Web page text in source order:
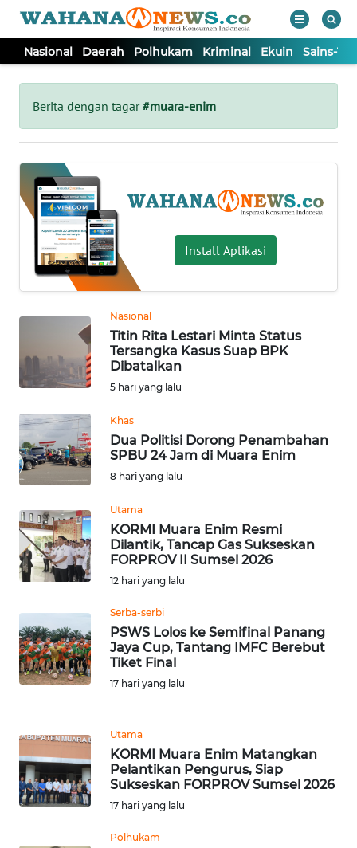
Nasional Daerah Polhukam Kriminal Ekuin Sains-
Berita dengan tagar#muara-enim
Install Aplikasi
Nasional
Titin Rita Lestari Minta Status
Tersangka Kasus Suap BPK
Dibatalkan
5 hari yang lalu
Khas
Dua Politisi Dorong Penambahan
SPBU 24 Jam di Muara Enim
8 hari yang lalu
Utama
KORMI Muara Enim Resmi
Dilantik, Tancap Gas Sukseskan
FORPROV II Sumsel 2026
12 hari yang lalu
Serba-serbi
PSWS Lolos ke Semifinal Panang
Jaya Cup, Tantang IMFC Berebut
Tiket Final
17 hari yang lalu
Utama
KORMI Muara Enim Matangkan
Pelantikan Pengurus, Siap
Sukseskan FORPROV Sumsel 2026
17 hari yang lalu
Polhukam
Tutup
NASIONAL
DAERAH
POLHUKAM
KRIMINAL
EKUIN
SAINS-TEKNO
KESEHATAN
INTERNASIONAL
PENDIDIKAN
OPINI
EDITORIAL
INDEKS
BERITA